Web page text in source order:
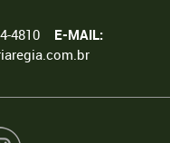
4810
E-MAIL: